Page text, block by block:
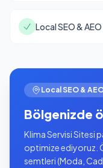
Local SEO &
Local SEO &
Bölgenizde
Klima Servisi Sitesi
optimize ediyoruz.
semtleri (Moda,